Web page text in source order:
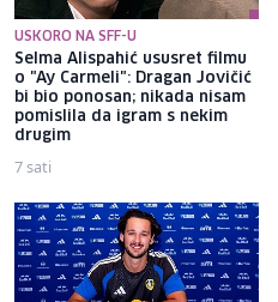
USKORO NA SFF-U
Selma Alispahić ususret filmu
o "Ay Carmeli": Dragan Jovičić
bi bio ponosan; nikada nisam
pomislila da igram s nekim
drugim
7 sati